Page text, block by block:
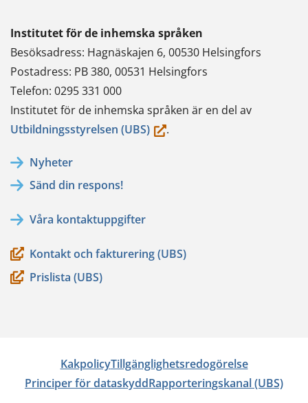
Institutet för de inhemska språken
Besöksadress: Hagnäskajen 6, 00530 Helsingfors
Postadress: PB 380, 00531 Helsingfors
Telefon: 0295 331 000
Institutet för de inhemska språken är en del av
Utbildningsstyrelsen (UBS)(du.
Nyheter
Sänd din respons!
Våra kontaktuppgifter
Kontakt och fakturering (UBS)
Prislista (UBS)
KakpolicyTillgänglighetsredogörelse
Principer för dataskyddRapporteringskanal (UBS)